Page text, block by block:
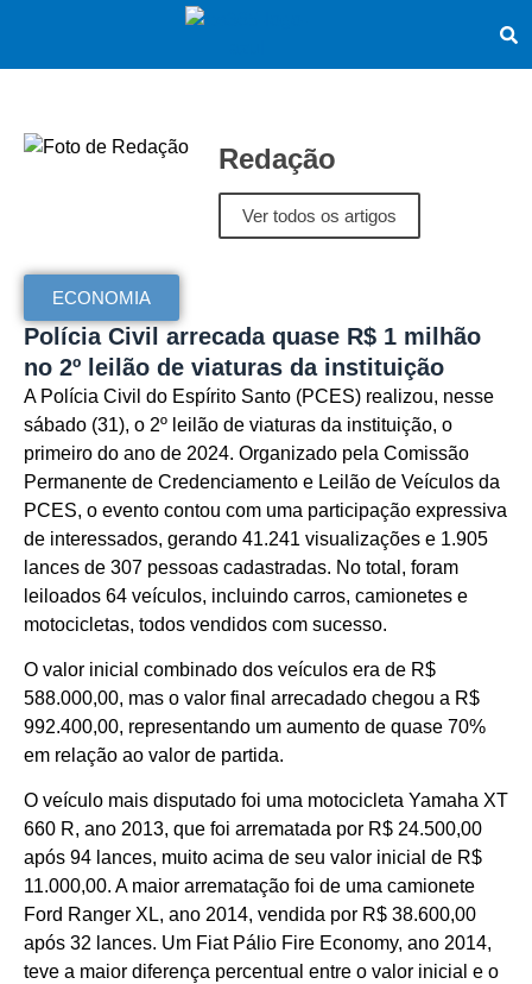
Redação
Ver todos os artigos
ECONOMIA
Polícia Civil arrecada quase R$ 1 milhão
no 2º leilão de viaturas da instituição
A Polícia Civil do Espírito Santo (PCES) realizou, nesse
sábado (31), o 2º leilão de viaturas da instituição, o
primeiro do ano de 2024. Organizado pela Comissão
Permanente de Credenciamento e Leilão de Veículos da
PCES, o evento contou com uma participação expressiva
de interessados, gerando 41.241 visualizações e 1.905
lances de 307 pessoas cadastradas. No total, foram
leiloados 64 veículos, incluindo carros, camionetes e
motocicletas, todos vendidos com sucesso.
O valor inicial combinado dos veículos era de R$
588.000,00, mas o valor final arrecadado chegou a R$
992.400,00, representando um aumento de quase 70%
em relação ao valor de partida.
O veículo mais disputado foi uma motocicleta Yamaha XT
660 R, ano 2013, que foi arrematada por R$ 24.500,00
após 94 lances, muito acima de seu valor inicial de R$
11.000,00. A maior arrematação foi de uma camionete
Ford Ranger XL, ano 2014, vendida por R$ 38.600,00
após 32 lances. Um Fiat Pálio Fire Economy, ano 2014,
teve a maior diferença percentual entre o valor inicial e o